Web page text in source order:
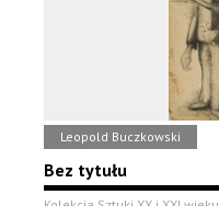
Leopold Buczkowski
Bez tytułu